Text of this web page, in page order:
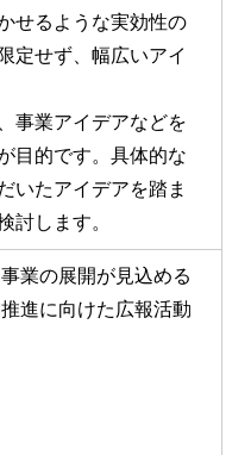
せるような実効性の
定せず、幅広いアイ
事業アイデアなどを
目的です。具体的な
いたアイデアを踏ま
討します。
業の展開が見込める
進に向けた広報活動